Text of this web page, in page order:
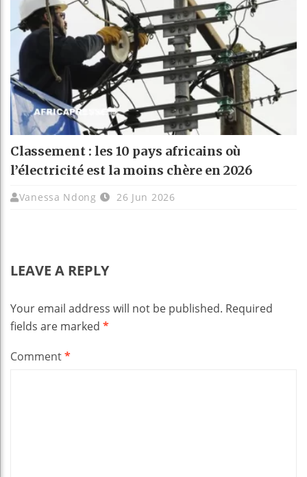
Classement : les 10 pays africains où
l’électricité est la moins chère en 2026
Vanessa Ndong 26 Jun 2026
LEAVE A REPLY
Your email address will not be published. Required
fields are marked *
Comment*